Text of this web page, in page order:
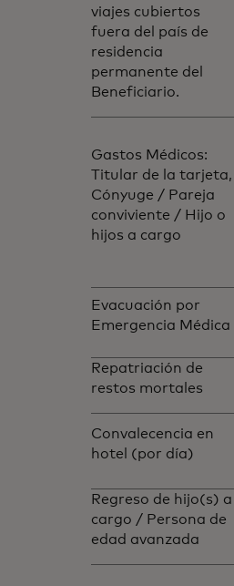
viajes cubiertos
fuera del país de
residencia
permanente del
Beneficiario.
Gastos Médicos:
Titular de la tarjeta,
Cónyuge / Pareja
conviviente / Hijo o
hijos a cargo
Evacuación por
Emergencia Médica
Repatriación de
restos mortales
Convalecencia en
hotel (por día)
Regreso de hijo(s) a
cargo / Persona de
edad avanzada